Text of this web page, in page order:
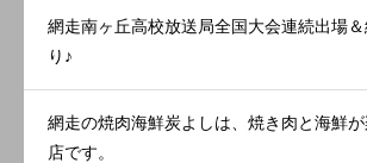
網走南ヶ丘高校放送局全国大会連続出場
り♪
網走の焼肉海鮮炭よしは、焼き肉と海鮮
店です。